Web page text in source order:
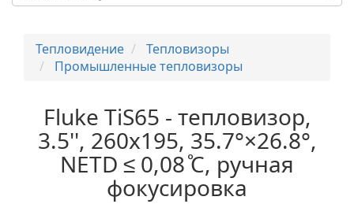
Тепловидение
Тепловизоры
Промышленные тепловизоры
Fluke TiS65 - тепловизор,
3.5'', 260x195, 35.7°×26.8°,
NETD ≤ 0,08 ̊C, ручная
фокусировка